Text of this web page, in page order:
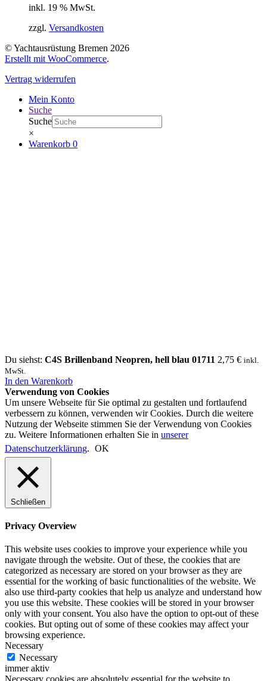
inkl. 19 % MwSt.
zzgl. Versandkosten
© Yachtausrüstung Bremen 2026
Erstellt mit WooCommerce.
Vertrag widerrufen
Mein Konto
Suche
Suche
×
Warenkorb 0
Du siehst: C4S Brillenband Neopren, hell blau 01711 2,75 € inkl.
MwSt.
In den Warenkorb
Verwendung von Cookies
Um unsere Webseite für Sie optimal zu gestalten und fortlaufend
verbessern zu können, verwenden wir Cookies. Durch die weitere
Nutzung der Webseite stimmen Sie der Verwendung von Cookies
zu. Weitere Informationen erhalten Sie in unserer
Datenschutzerklärung. OK
Schließen
Privacy Overview
This website uses cookies to improve your experience while you
navigate through the website. Out of these, the cookies that are
categorized as necessary are stored on your browser as they are
essential for the working of basic functionalities of the website. We
also use third-party cookies that help us analyze and understand how
you use this website. These cookies will be stored in your browser
only with your consent. You also have the option to opt-out of these
cookies. But opting out of some of these cookies may affect your
browsing experience.
Necessary
Necessary
immer aktiv